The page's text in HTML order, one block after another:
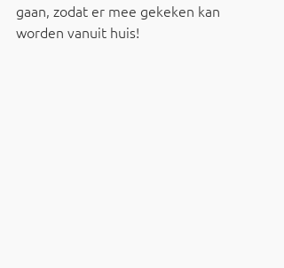
gaan, zodat er mee gekeken kan
worden vanuit huis!